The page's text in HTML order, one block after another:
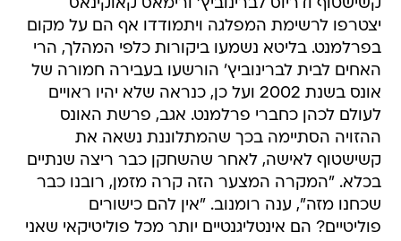
קשישטוף ודריוס לברינוביץ' ורימאס קאוקינאס 
יצטרפו לרשימת המפלגה ויתמודדו אף הם על מקום
בפרלמנט. בליטא נשמעו ביקורות כלפי המהלך, הרי
האחים לבית לברינוביץ' הורשעו בעבירה חמורה של
אונס בשנת 2002 ועל כן, כנראה שלא יהיו ראויים
לעולם לכהן כחברי פרלמנט. אגב, פרשת האונס
ההזויה הסתיימה בכך שהמתלוננת נשאה את
קשישטוף לאישה, לאחר שהשחקן כבר ריצה שנתיים
בכלא. "המקרה המצער הזה קרה מזמן, רובנו כבר
שכחנו מזה", ענה רומנוב. "אין להם כישורים
פוליטיים? הם אינטליגנטיים יותר מכל פוליטיקאי שאני